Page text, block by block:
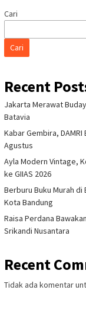
Cari
Cari
Recent
Jakarta Merawat
Batavia
Kabar Gembira,
Agustus
Ayla Modern Vintage,
ke GIIAS 2026
Berburu Buku Murah
Kota Bandung
Raisa Perdana
Srikandi Nusantara
Recent
Tidak ada komentar